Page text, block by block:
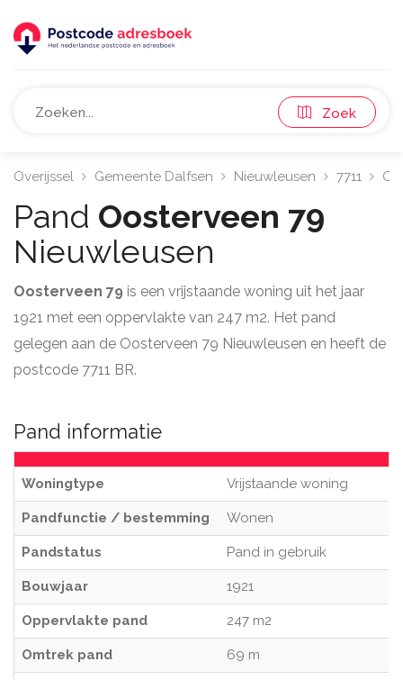
Zoek
Overijssel Gemeente Dalfsen Nieuwleusen 7711
Pand Oosterveen 79
Nieuwleusen
Oosterveen 79 is een vrijstaande woning uit het jaar
1921 met een oppervlakte van 247 m2. Het pand
gelegen aan de Oosterveen 79 Nieuwleusen en heeft de
postcode 7711 BR.
Pand informatie
Woningtype Vrijstaande woning
Pandfunctie / bestemming Wonen
Pandstatus Pand in gebruik
Bouwjaar 1921
Oppervlakte pand 247 m2
Omtrek pand 69 m